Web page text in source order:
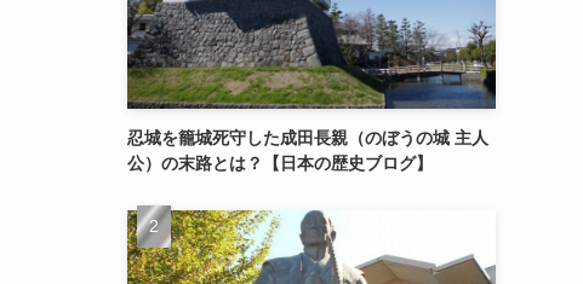
忍城を籠城死守した成田長親（のぼうの城 主人
公）の末路とは？【日本の歴史ブログ】